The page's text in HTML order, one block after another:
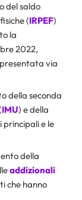
del saldo
(IRPEF)
la
2022,
via
della seconda
IMU) e della
principali e le
della
addizionali
che hanno